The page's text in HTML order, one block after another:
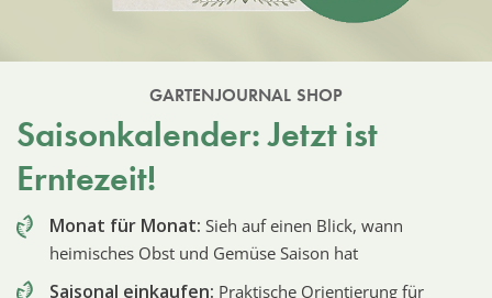
GARTENJOURNAL SHOP
Saisonkalender: Jetzt ist
Erntezeit!
Monat für Monat: Sieh auf einen Blick, wann
heimisches Obst und Gemüse Saison hat
Saisonal einkaufen: Praktische Orientierung für